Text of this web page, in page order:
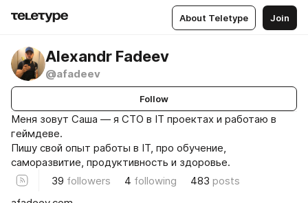
About Teletype Join
Alexandr Fadeev
@afadeev
Follow
Меня зовут Саша — я CTO в IT проектах и работаю в
геймдеве.
Пишу свой опыт работы в IT, про обучение,
саморазвитие, продуктивность и здоровье.
39 followers 4 following 483 posts